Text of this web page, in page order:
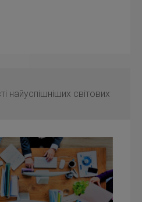
найуспішніших світових